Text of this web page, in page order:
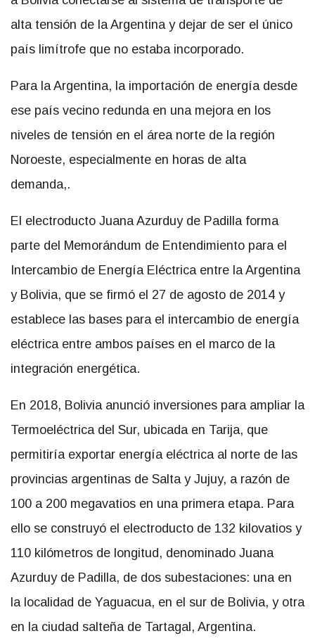
alta tensión de la Argentina y dejar de ser el único
país limítrofe que no estaba incorporado.
Para la Argentina, la importación de energía desde
ese país vecino redunda en una mejora en los
niveles de tensión en el área norte de la región
Noroeste, especialmente en horas de alta
demanda,.
El electroducto Juana Azurduy de Padilla forma
parte del Memorándum de Entendimiento para el
Intercambio de Energía Eléctrica entre la Argentina
y Bolivia, que se firmó el 27 de agosto de 2014 y
establece las bases para el intercambio de energía
eléctrica entre ambos países en el marco de la
integración energética.
En 2018, Bolivia anunció inversiones para ampliar la
Termoeléctrica del Sur, ubicada en Tarija, que
permitiría exportar energía eléctrica al norte de las
provincias argentinas de Salta y Jujuy, a razón de
100 a 200 megavatios en una primera etapa. Para
ello se construyó el electroducto de 132 kilovatios y
110 kilómetros de longitud, denominado Juana
Azurduy de Padilla, de dos subestaciones: una en
la localidad de Yaguacua, en el sur de Bolivia, y otra
en la ciudad salteña de Tartagal, Argentina.